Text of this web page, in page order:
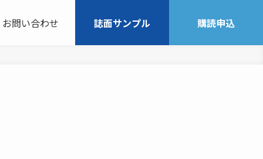
お問い合わせ 誌面サンプル 購読申込